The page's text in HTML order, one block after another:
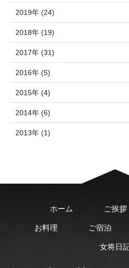
2019年 (24)
2018年 (19)
2017年 (31)
2016年 (5)
2015年 (4)
2014年 (6)
2013年 (1)
ホーム ご挨拶
お料理 ご宿泊
女将日